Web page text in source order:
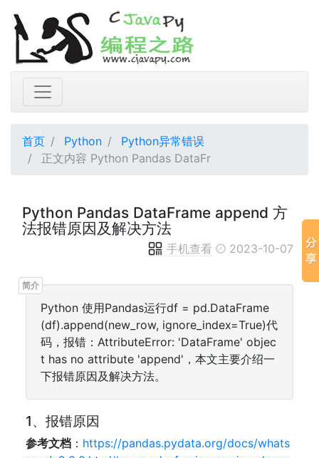
首页 Python
Python异常错误
正文内容 Python Pandas DataFr
Python Pandas DataFrame append 方
法报错原因及解决方法
手机查看 2023-10-07
Python 使用Pandas运行df = pd.DataFrame
(df).append(new_row, ignore_index=True)代
码，报错：AttributeError: 'DataFrame' objec
t has no attribute 'append'，本文主要介绍一
下报错原因及解决方法。
1、报错原因
参考文档 ： https://pandas.pydata.org/docs/whats